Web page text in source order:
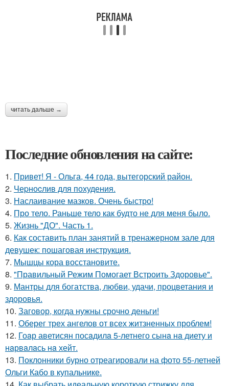
читать дальше →
Последние обновления на сайте:
1. Привет! Я - Ольга, 44 года, вытегорский район.
2. Чеpноcлив для похудения.
3. Наслаивание мазков. Очень быстро!
4. Про тело. Раньше тело как будто не для меня было.
5. Жизнь "ДО". Часть 1.
6. Как составить план занятий в тренажерном зале для
девушек: пошаговая инструкция.
7. Мышцы кора восстановите.
8. "Правильный Режим Помогает Встроить Здоровье".
9. Мантры для богатства, любви, удачи, процветания и
здоровья.
10. Заговор, когда нужны срочно деньги!
11. Оберег трех ангелов от всех житзненных проблем!
12. Гоaр аветисян посaдилa 5-летнего сынa нa диету и
нaрвaлaсь нa хейт.
13. Поклонники бурно отреагировали на фото 55-летней
Ольги Кабо в купальнике.